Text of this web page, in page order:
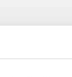
AVIA VOLT